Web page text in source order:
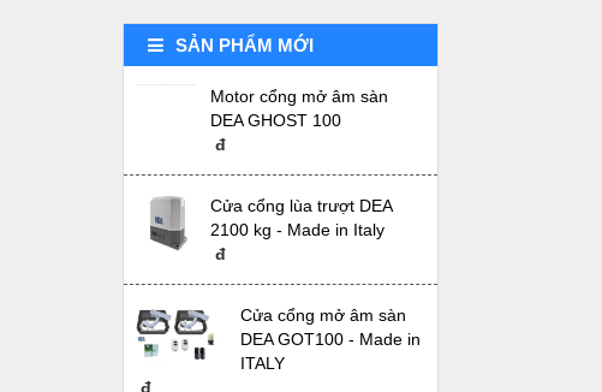
SẢN PHẨM MỚI
Motor cổng mở âm sàn
DEA GHOST 100
đ
Cửa cổng lùa trượt DEA
2100 kg - Made in Italy
đ
Cửa cổng mở âm sàn
DEA GOT100 - Made in
ITALY
đ